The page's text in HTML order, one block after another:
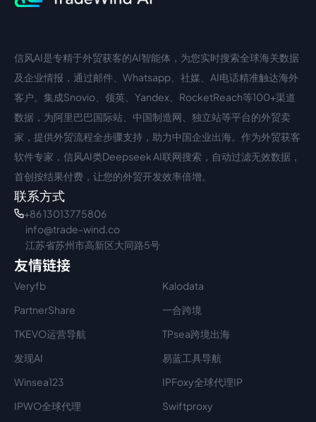
中文入口
信风AI是专精于外贸获客的AI智能体，为您实时搜索全球海关数据
及企业情报，通过邮件、Whatsapp、社媒、AI电话精准触达海外
客户。集成Snovio、领英、Yandex、RocketReach等100+渠道
数据，为阿里巴巴国际站、中国制造网、独立站等平台的外贸卖
家，提供外贸流程全步骤支持，助力中国企业出海。作为外贸获客
软件专家，信风AI类Deepseek AI联网搜索，自动过滤无效数据，
首创按结果付费，让您的外贸开发效率倍增。
联系方式
+86 13013775806
info@trade-wind.co
江苏省苏州市高新区大同路5号
友情链接
Veryfb
Kalodata
PartnerShare
一合跨境
TKEVO运营导航
TPsea跨境出海
发现AI
易蓝工具导航
Winsea123
IPFoxy全球代理IP
IPWO全球代理
Swiftproxy